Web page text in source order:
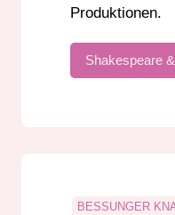
Produktionen.
Shakespeare
BESSUNGER